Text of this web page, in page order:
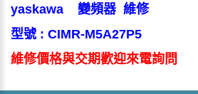
yaskawa 變頻器 維修
型號 : CIMR-M5A27P5
維修價格與交期歡迎來電詢問